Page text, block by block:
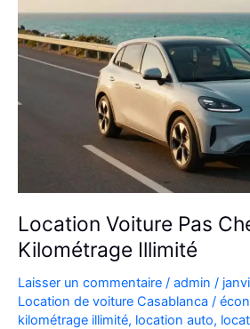
explorer
l’Atlas
Location Voiture Pas
Kilométrage Illimité
Laisser un commentaire / admin /
Location de voiture Casablanca /
kilométrage illimité, location auto,